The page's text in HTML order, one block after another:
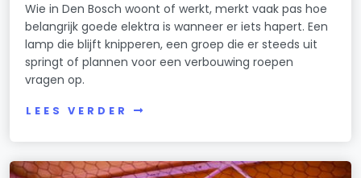
Wie in Den Bosch woont of werkt, merkt vaak pas hoe
belangrijk goede elektra is wanneer er iets hapert. Een
lamp die blijft knipperen, een groep die er steeds uit
springt of plannen voor een verbouwing roepen
vragen op.
LEES VERDER